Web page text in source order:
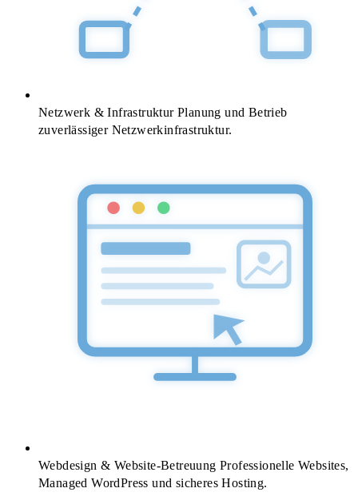
Netzwerk & Infrastruktur Planung und Betrieb
zuverlässiger Netzwerkinfrastruktur.
Webdesign & Website-Betreuung Professionelle Websites,
Managed WordPress und sicheres Hosting.